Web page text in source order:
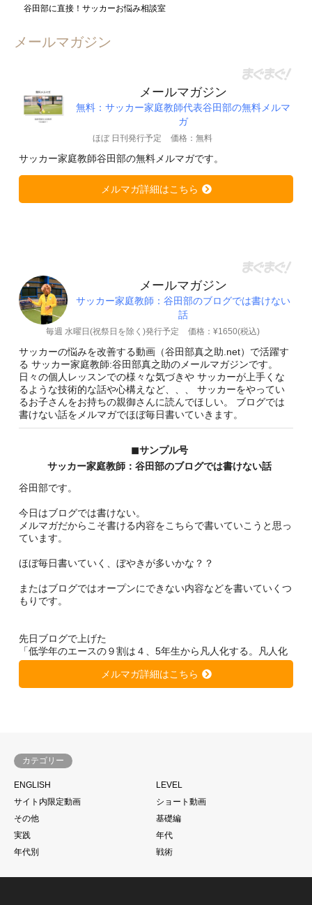
谷田部に直接！サッカーお悩み相談室
メールマガジン
メールマガジン
無料：サッカー家庭教師代表谷田部の無料メルマ
ガ
ほぼ 日刊発行予定 価格：無料
サッカー家庭教師谷田部の無料メルマガです。
メルマガ詳細はこちら
メールマガジン
サッカー家庭教師：谷田部のブログでは書けない
話
毎週 水曜日(祝祭日を除く)発行予定 価格：¥1650(税込)
サッカーの悩みを改善する動画（谷田部真之助.net）で活躍す
る サッカー家庭教師:谷田部真之助のメールマガジンです。
日々の個人レッスンでの様々な気づきや サッカーが上手くな
るような技術的な話や心構えなど、、、 サッカーをやってい
るお子さんをお持ちの親御さんに読んでほしい。 ブログでは
書けない話をメルマガでほぼ毎日書いていきます。
◼︎サンプル号
サッカー家庭教師：谷田部のブログでは書けない話
谷田部です。
今日はブログでは書けない。
メルマガだからこそ書ける内容をこちらで書いていこうと思っ
ています。
ほぼ毎日書いていく、ぼやきが多いかな？？
またはブログではオープンにできない内容などを書いていくつ
もりです。
先日ブログで上げた
「低学年のエースの９割は４、5年生から凡人化する。凡人化
しないために、、、」
https://soccer-kateikyousi.com/daihyoublog/archives/7684.htm
l
す。
当たり前と言われるかもしれません。
もちろん個の力
それでものめり込みすぎて、そこをおざなりにする
す。
メルマガ詳細はこちら
カテゴリー
ENGLISH
LEVEL
サイト内限定動画
ショート動画
その他
基礎編
実践
年代
年代別
戦術